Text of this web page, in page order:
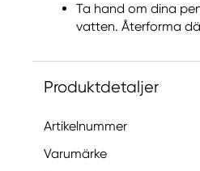
Ta hand om dina
vatten. Återforma
Produktdetaljer
Artikelnummer
Varumärke